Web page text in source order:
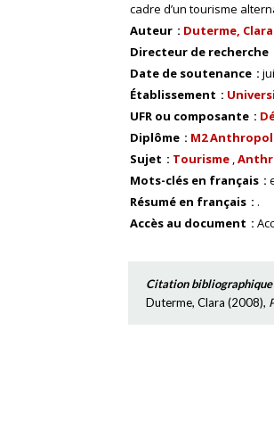
cadre d’un tourisme
Auteur
Duterme, Clara
Directeur de recherche
Date de soutenance
Établissement
UFR ou composante
Diplôme
M2
Sujet
Tourisme
Mots-clés en français
Résumé en français
.
Accès au document
Citation bibliographique
Duterme, Clara (2008),